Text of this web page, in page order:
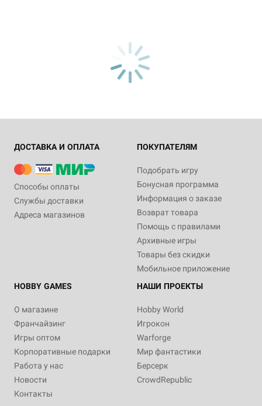
ДОСТАВКА И ОПЛАТА
Способы оплаты
Службы доставки
Адреса магазинов
ПОКУПАТЕЛЯМ
Подобрать игру
Бонусная программа
Информация о заказе
Возврат товара
Помощь с правилами
Архивные игры
Товары без скидки
Мобильное приложение
HOBBY GAMES
О магазине
Франчайзинг
Игры оптом
Корпоративные подарки
Работа у нас
Новости
Контакты
НАШИ ПРОЕКТЫ
Hobby World
Игрокон
Warforge
Мир фантастики
Берсерк
CrowdRepublic